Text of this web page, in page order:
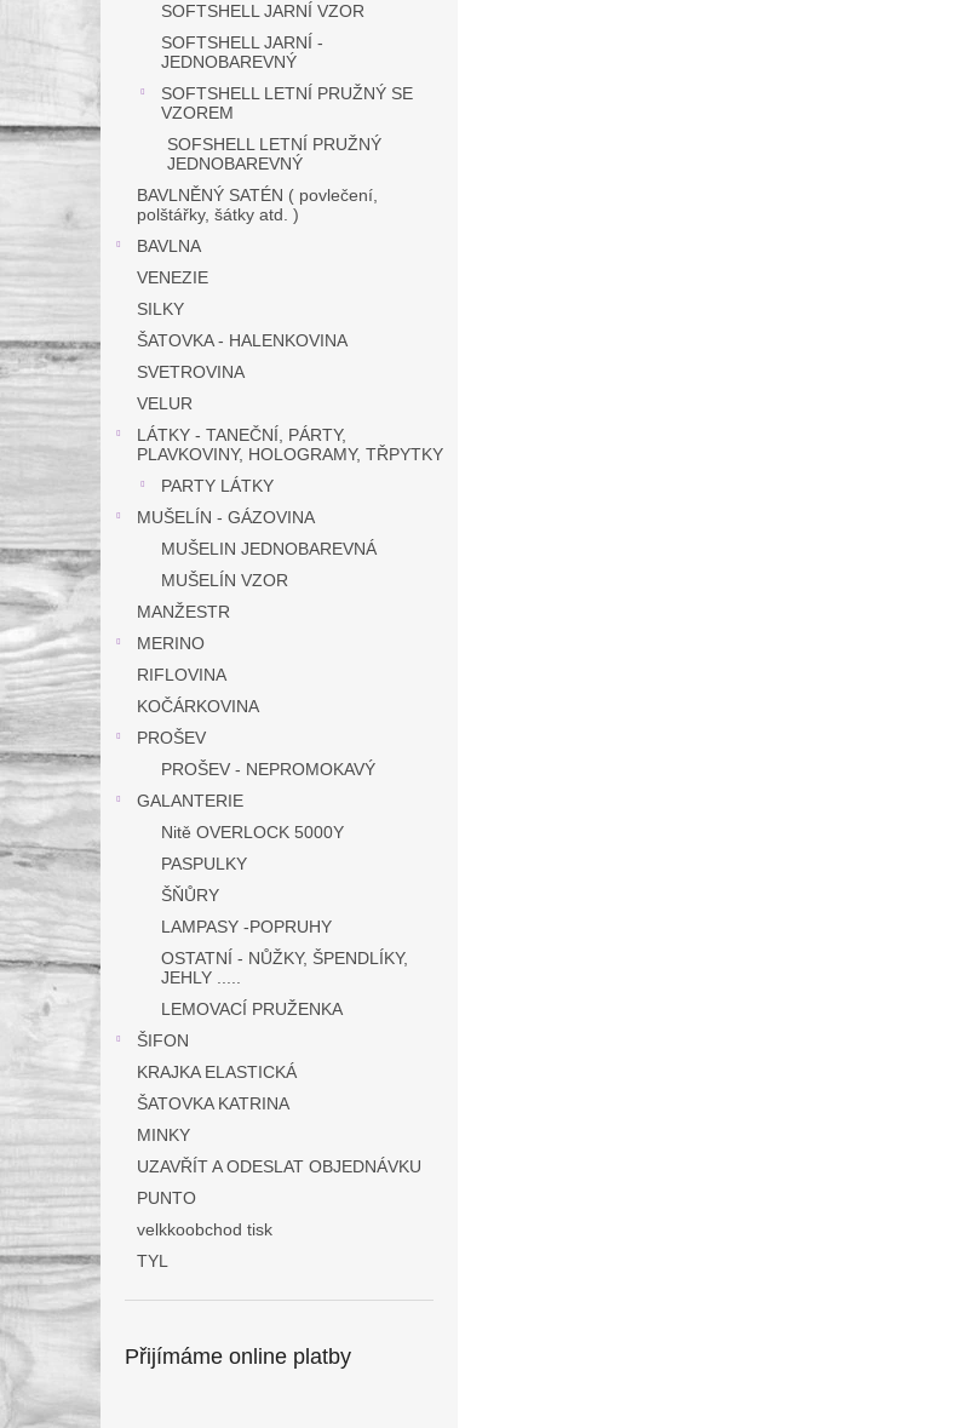
SOFTSHELL JARNÍ VZOR
SOFTSHELL JARNÍ -
JEDNOBAREVNÝ
SOFTSHELL LETNÍ PRUŽNÝ SE
VZOREM
SOFSHELL LETNÍ PRUŽNÝ
JEDNOBAREVNÝ
BAVLNĚNÝ SATÉN ( povlečení,
polštářky, šátky atd. )
BAVLNA
VENEZIE
SILKY
ŠATOVKA - HALENKOVINA
SVETROVINA
VELUR
LÁTKY - TANEČNÍ, PÁRTY,
PLAVKOVINY, HOLOGRAMY, TŘPYTKY
PARTY LÁTKY
MUŠELÍN - GÁZOVINA
MUŠELIN JEDNOBAREVNÁ
MUŠELÍN VZOR
MANŽESTR
MERINO
RIFLOVINA
KOČÁRKOVINA
PROŠEV
PROŠEV - NEPROMOKAVÝ
GALANTERIE
Nitě OVERLOCK 5000Y
PASPULKY
ŠŇŮRY
LAMPASY -POPRUHY
OSTATNÍ - NŮŽKY, ŠPENDLÍKY,
JEHLY .....
LEMOVACÍ PRUŽENKA
ŠIFON
KRAJKA ELASTICKÁ
ŠATOVKA KATRINA
MINKY
UZAVŘÍT A ODESLAT OBJEDNÁVKU
PUNTO
velkkoobchod tisk
TYL
Přijímáme online platby